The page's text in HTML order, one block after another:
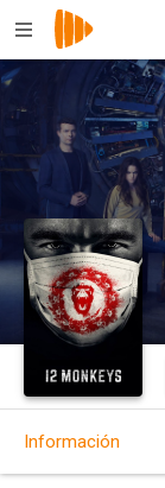
Información